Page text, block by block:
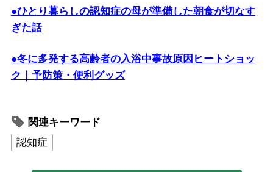
●ひとり暮らしの認知症の母が準備した朝食が切なす
ぎた話
●冬に多発する高齢者の入浴中事故原因ヒートショッ
ク｜予防策・便利グッズ
関連キーワード
認知症